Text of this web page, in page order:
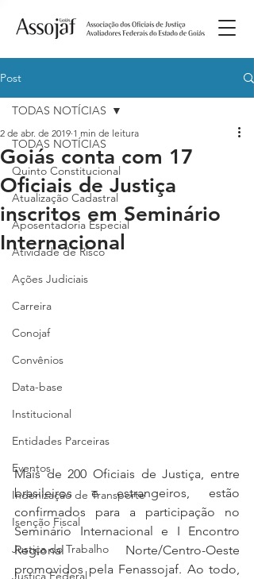
Post
TODAS NOTÍCIAS
Quinto Constitucional
Atualização Cadastral
Aposentadoria Especial
Atividade de Risco
Ações Judiciais
Carreira
Conojaf
Convênios
Data-base
Institucional
Entidades Parceiras
Eventos
Indenização de Transporte
Isenção Fiscal
Justiça do Trabalho
Justiça Federal
TODAS NOTÍCIAS
Goiás conta com 17
Oficiais de Justiça
inscritos em Seminário
Internacional
2 de abr. de 2019 1 min de leitura
Mais de 200 Oficiais de Justiça, entre
brasileiros e estrangeiros, estão
confirmados para a participação no
Seminário Internacional e I Encontro
Regional Norte/Centro-Oeste
promovidos pela Fenassojaf. Ao todo,